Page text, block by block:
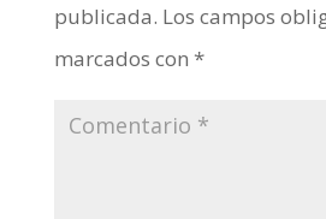
publicada. Los campos
marcados con *